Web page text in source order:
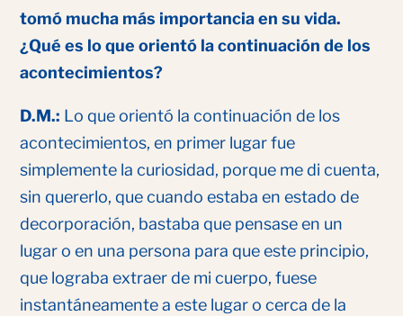
tomó mucha más importancia en su vida.
¿Qué es lo que orientó la continuación de los
acontecimientos?
D.M.: Lo que orientó la continuación de los
acontecimientos, en primer lugar fue
simplemente la curiosidad, porque me di cuenta,
sin quererlo, que cuando estaba en estado de
decorporación, bastaba que pensase en un
lugar o en una persona para que este principio,
que lograba extraer de mi cuerpo, fuese
instantáneamente a este lugar o cerca de la